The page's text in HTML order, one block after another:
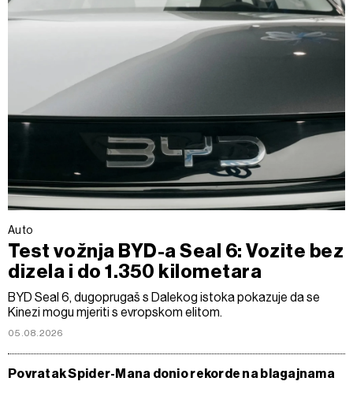
Auto
Test vožnja BYD-a Seal 6: Vozite bez
dizela i do 1.350 kilometara
BYD Seal 6, dugoprugaš s Dalekog istoka pokazuje da se
Kinezi mogu mjeriti s evropskom elitom.
05.08.2026
Povratak Spider-Mana donio rekorde na blagajnama